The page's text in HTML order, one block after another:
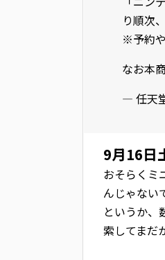
り順次
※予約
なお本
— 任天
9月16日
おそらくミ
んじゃない
というか、
索してまだ